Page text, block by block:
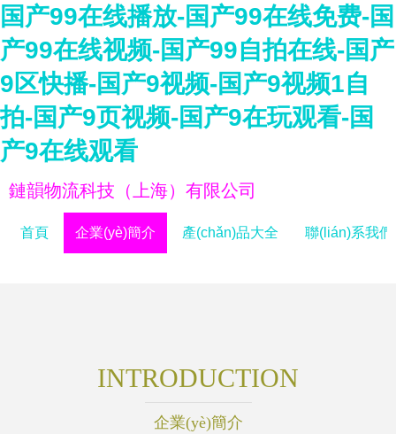
国产99在线播放-国产99在线免费-国
产99在线视频-国产99自拍在线-国产
9区快播-国产9视频-国产9视频1自
拍-国产9页视频-国产9在玩观看-国
产9在线观看
鏈韻物流科技（上海）有限公司
首頁 企業(yè)簡介 產(chǎn)品大全 聯(lián)系我們
INTRODUCTION
企業(yè)簡介